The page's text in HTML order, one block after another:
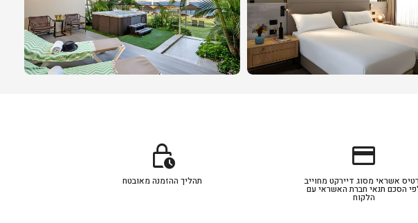
credit_card
אשראי מסוג דיירקט מחוייב
הסכם תנאי חברת האשראי עם
הלקוח
lock_clock
תהליך ההזמנה מאובטח